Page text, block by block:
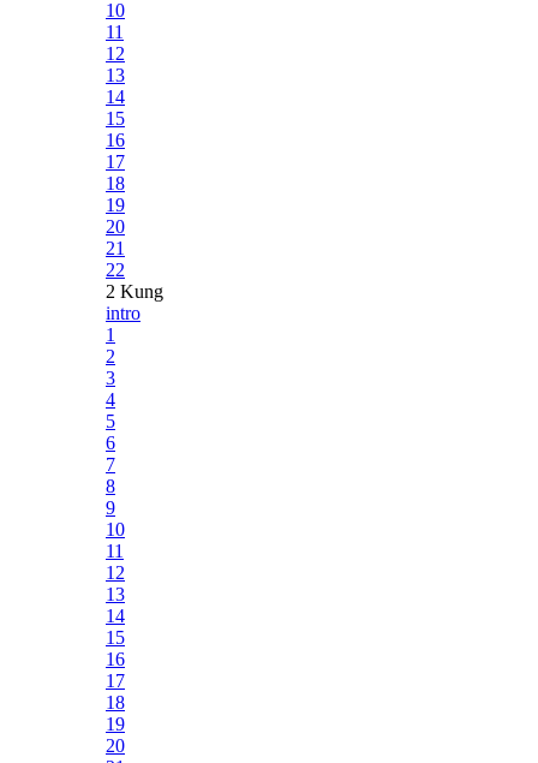
10
11
12
13
14
15
16
17
18
19
20
21
22
2 Kung
intro
1
2
3
4
5
6
7
8
9
10
11
12
13
14
15
16
17
18
19
20